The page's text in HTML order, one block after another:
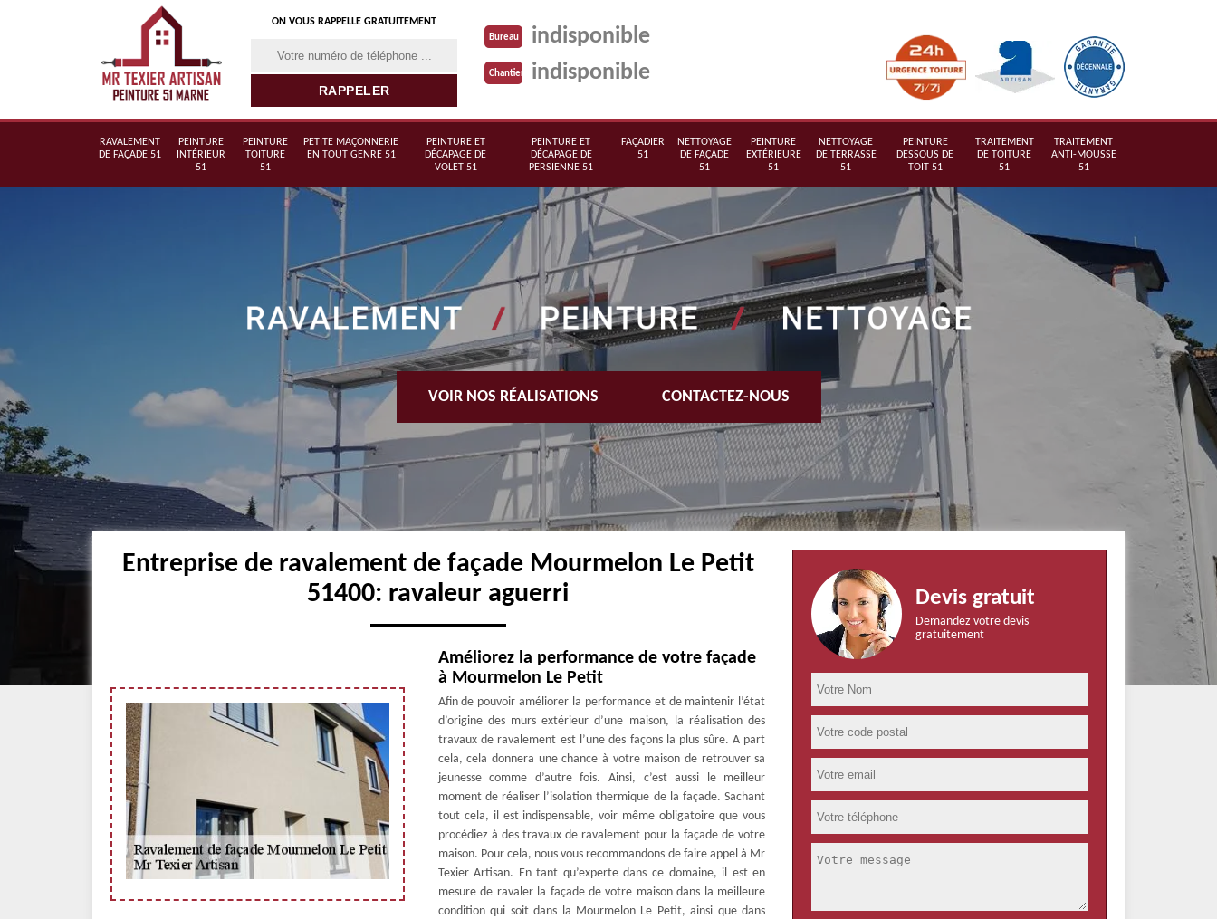
ON VOUS RAPPELLE GRATUITEMENT
Bureau indisponible
Chantier indisponible
RAVALEMENT
DE FAÇADE 51
PEINTURE
INTÉRIEUR
51
PEINTURE
TOITURE
51
PETITE MAÇONNERIE
EN TOUT GENRE 51
PEINTURE ET
DÉCAPAGE DE
VOLET 51
PEINTURE ET
DÉCAPAGE DE
PERSIENNE 51
FAÇADIER
51
NETTOYAGE
DE FAÇADE
51
PEINTURE
EXTÉRIEURE
51
NETTOYAGE
DE TERRASSE
51
PEINTURE
DESSOUS DE
TOIT 51
TRAITEMENT
DE TOITURE
51
TRAITEMENT
ANTI-MOUSSE
51
VOIR NOS RÉALISATIONS CONTACTEZ-NOUS
Entreprise de ravalement de façade Mourmelon Le Petit
51400: ravaleur aguerri
Améliorez la performance de votre façade
à Mourmelon Le Petit
Afin de pouvoir améliorer la performance et de maintenir l’état
d’origine des murs extérieur d’une maison, la réalisation des
travaux de ravalement est l’une des façons la plus sûre. A part
cela, cela donnera une chance à votre maison de retrouver sa
jeunesse comme d’autre fois. Ainsi, c’est aussi le meilleur
moment de réaliser l’isolation thermique de la façade. Sachant
tout cela, il est indispensable, voir même obligatoire que vous
procédiez à des travaux de ravalement pour la façade de votre
maison. Pour cela, nous vous recommandons de faire appel à Mr
Texier Artisan. En tant qu’experte dans ce domaine, il est en
mesure de ravaler la façade de votre maison dans la meilleure
condition qui soit dans la Mourmelon Le Petit, ainsi que dans
Devis gratuit
Demandez votre devis
gratuitement